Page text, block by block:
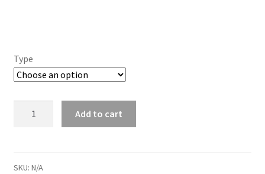
Type
D'incendie
Add to cart
SKU: N/A